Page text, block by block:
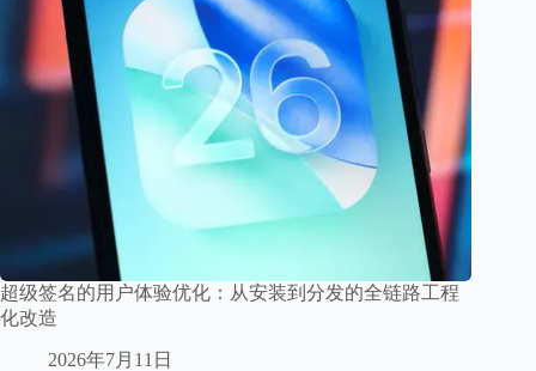
超级签名的用户体验优化：从安装到分发的全链路工程
化改造
2026年7月11日